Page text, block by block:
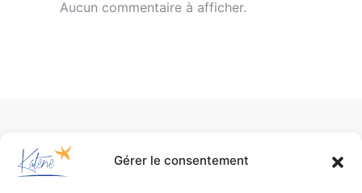
Gérer le consentement
Aucun commentaire à afficher.